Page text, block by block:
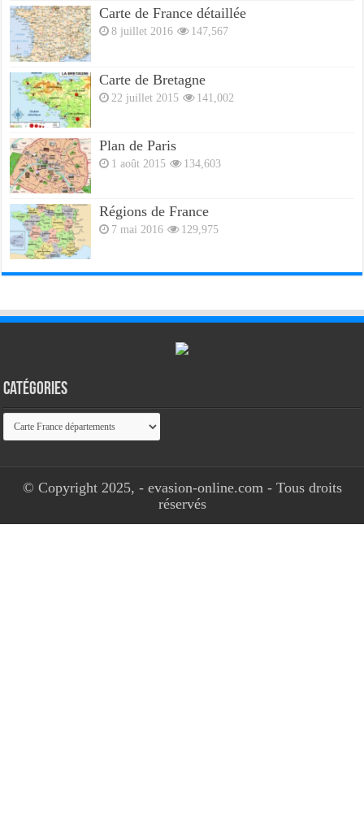
Carte de France détaillée
8 juillet 2016 147,567
Carte de Bretagne
22 juillet 2015 141,002
Plan de Paris
1 août 2015 134,603
Régions de France
7 mai 2016 129,975
Catégories
Catégories
© Copyright 2025, - evasion-online.com - Tous droits
réservés